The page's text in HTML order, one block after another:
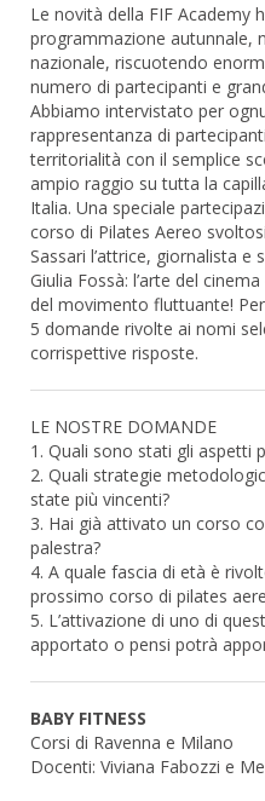
Le novità della FIF Academy
programmazione autunnale,
nazionale, riscuotendo
numero di partecipanti e
Abbiamo intervistato per
rappresentanza di
territorialità con il semplice
ampio raggio su tutta la
Italia. Una speciale
corso di Pilates Aereo
Sassari l’attrice, giornalista e
Giulia Fossà: l’arte del
del movimento fluttuante!
5 domande rivolte ai nomi
corrispettive risposte.
LE NOSTRE DOMANDE
1. Quali sono stati gli aspetti
2. Quali strategie
state più vincenti?
3. Hai già attivato un corso
palestra?
4. A quale fascia di età è
prossimo corso di pilates
5. L’attivazione di uno di
apportato o pensi potrà
BABY FITNESS
Corsi di Ravenna e Milano
Docenti: Viviana Fabozzi e